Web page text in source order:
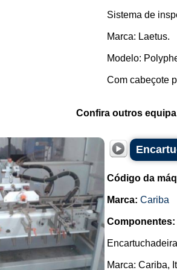
Sistema de
Marca: Laetus.
Modelo:
Com cabeçote
Confira outros
Código da
Marca: Cariba
Componentes:
Marca: Cariba,